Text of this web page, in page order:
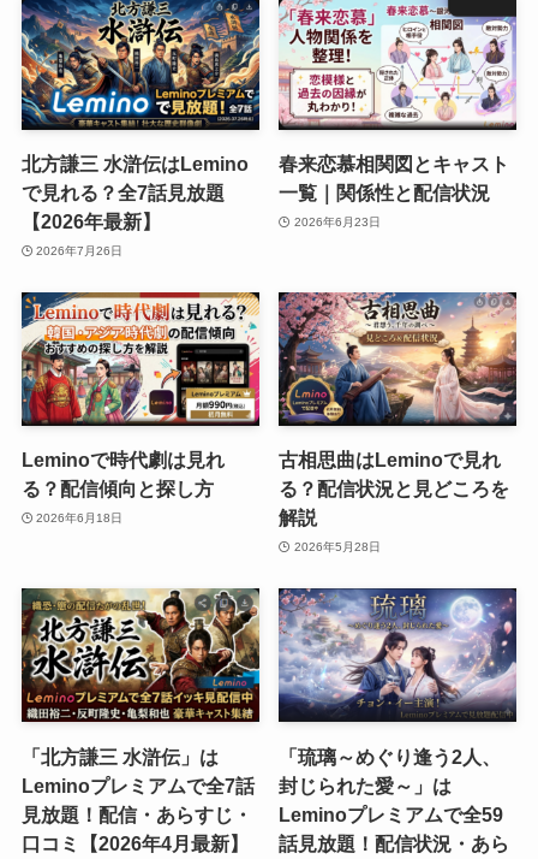
北方謙三 水滸伝はLemino
で見れる？全7話見放題
【2026年最新】
2026年7月26日
春来恋慕相関図とキャスト
一覧｜関係性と配信状況
2026年6月23日
Leminoで時代劇は見れ
る？配信傾向と探し方
2026年6月18日
古相思曲はLeminoで見れ
る？配信状況と見どころを
解説
2026年5月28日
「北方謙三 水滸伝」は
Leminoプレミアムで全7話
見放題！配信・あらすじ・
口コミ【2026年4月最新】
「琉璃～めぐり逢う2人、
封じられた愛～」は
Leminoプレミアムで全59
話見放題！配信状況・あら